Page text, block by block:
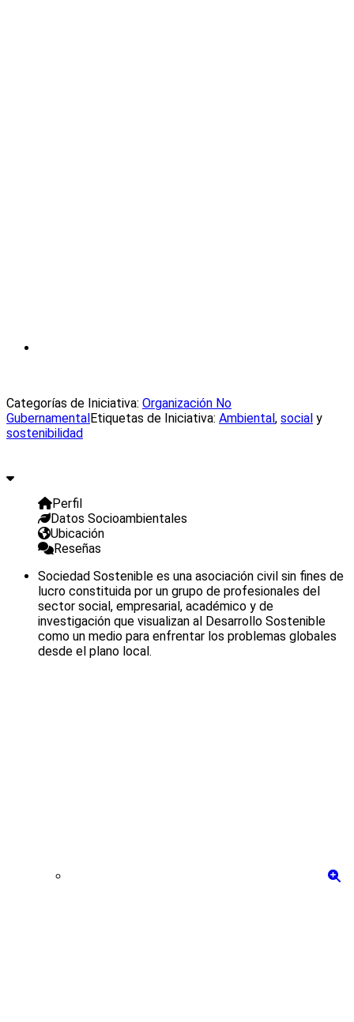
Categorías de Iniciativa: Organización No
GubernamentalEtiquetas de Iniciativa: Ambiental, social y
sostenibilidad
Perfil
Datos Socioambientales
Ubicación
Reseñas
Sociedad Sostenible es una asociación civil sin fines de
lucro constituida por un grupo de profesionales del
sector social, empresarial, académico y de
investigación que visualizan al Desarrollo Sostenible
como un medio para enfrentar los problemas globales
desde el plano local.